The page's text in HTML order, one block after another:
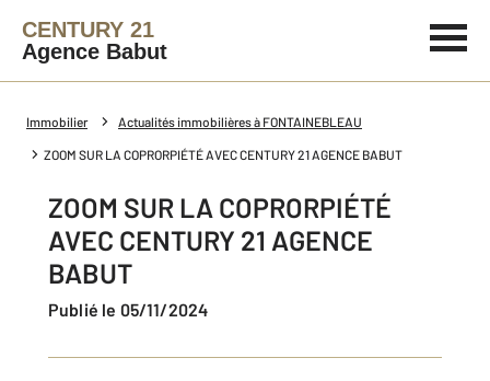
CENTURY 21
Agence Babut
Immobilier Actualités immobilières à FONTAINEBLEAU
ZOOM SUR LA COPRORPIÉTÉ AVEC CENTURY 21 AGENCE BABUT
ZOOM SUR LA COPRORPIÉTÉ
AVEC CENTURY 21 AGENCE
BABUT
Publié le 05/11/2024